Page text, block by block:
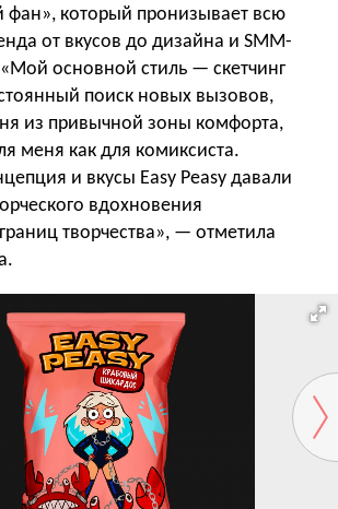
который пронизывает всю
от вкусов до дизайна и SMM-
основной стиль — скетчинг
поиск новых вызовов,
из привычной зоны комфорта,
меня как для комиксиста.
и вкусы Easy Peasy давали
вдохновения
творчества», — отметила